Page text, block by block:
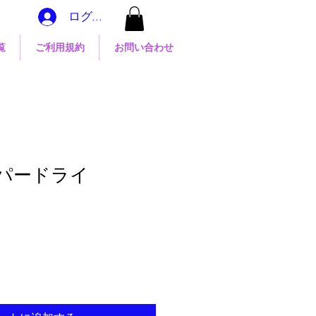
ログイン
ご利用規約 お問い合わせ
ードライ